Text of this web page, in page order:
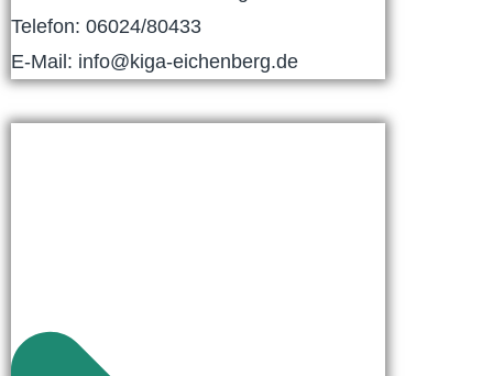
Telefon: 06024/80433
E-Mail: info@kiga-eichenberg.de